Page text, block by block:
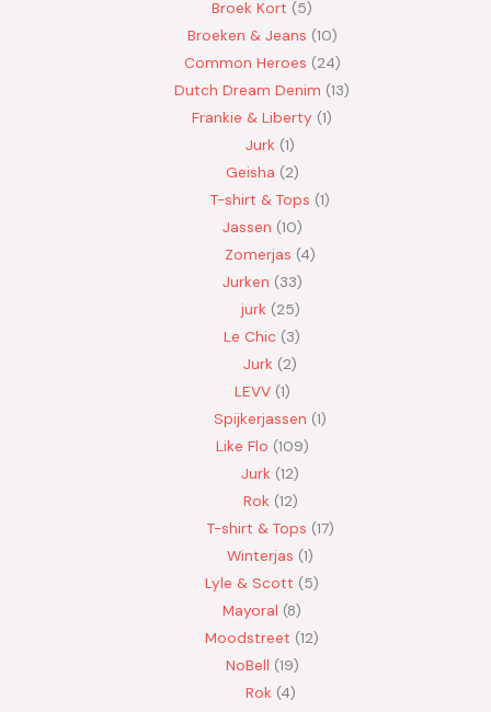
Broek Kort 5
Broeken & Jeans 10
Common Heroes 24
Dutch Dream Denim 13
Frankie & Liberty 1
Jurk 1
Geisha 2
T-shirt & Tops 1
Jassen 10
Zomerjas 4
Jurken 33
jurk 25
Le Chic 3
Jurk 2
LEVV 1
Spijkerjassen 1
Like Flo 109
Jurk 12
Rok 12
T-shirt & Tops 17
Winterjas 1
Lyle & Scott 5
Mayoral 8
Moodstreet 12
NoBell 19
Rok 4